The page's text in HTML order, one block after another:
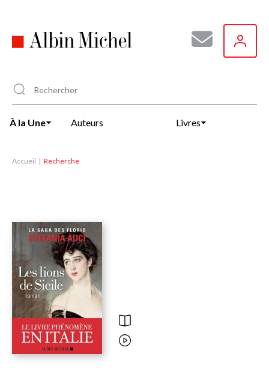
principal
À la Une Auteurs Livres
Accueil Recherche